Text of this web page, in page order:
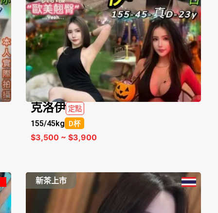
克洛伊 定點
155/45kg D杯
$3,500 ~ $3,900
新茶上市